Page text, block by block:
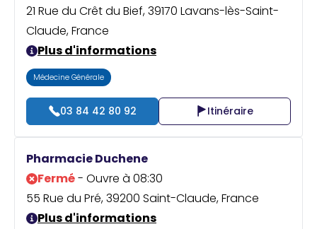
21 Rue du Crêt du Bief, 39170 Lavans-lès-Saint-
Claude, France
Plus d'informations
Médecine Générale
03 84 42 80 92 Itinéraire
Pharmacie Duchene
Fermé- Ouvre à 08:30
55 Rue du Pré, 39200 Saint-Claude, France
Plus d'informations